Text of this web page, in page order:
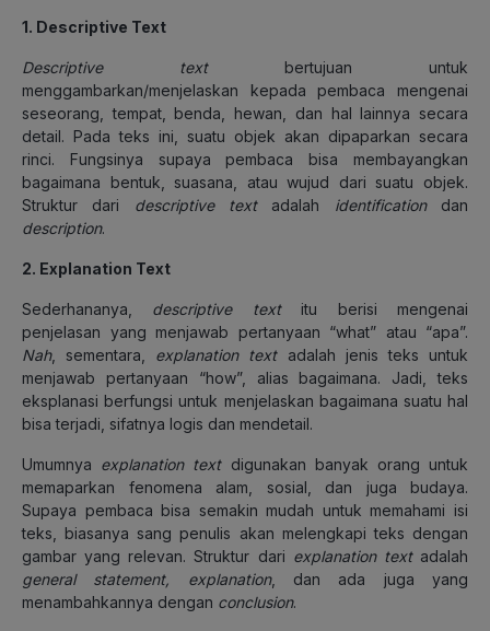
1. Descriptive Text
Descriptive textbertujuan untuk
menggambarkan/menjelaskan kepada pembaca mengenai
seseorang, tempat, benda, hewan, dan hal lainnya secara
detail. Pada teks ini, suatu objek akan dipaparkan secara
rinci. Fungsinya supaya pembaca bisa membayangkan
bagaimana bentuk, suasana, atau wujud dari suatu objek.
Struktur dari descriptive text adalah identification dan
description.
2. Explanation Text
Sederhananya, descriptive textitu berisi mengenai
penjelasan yang menjawab pertanyaan “what” atau “apa”.
Nah, sementara, explanation text adalah jenis teks untuk
menjawab pertanyaan “how”, alias bagaimana. Jadi, teks
eksplanasi berfungsi untuk menjelaskan bagaimana suatu hal
bisa terjadi, sifatnya logis dan mendetail.
Umumnya explanation textdigunakan banyak orang untuk
memaparkan fenomena alam, sosial, dan juga budaya.
Supaya pembaca bisa semakin mudah untuk memahami isi
teks, biasanya sang penulis akan melengkapi teks dengan
gambar yang relevan. Struktur dari explanation text adalah
general statement, explanation, dan ada juga yang
menambahkannya dengan conclusion.